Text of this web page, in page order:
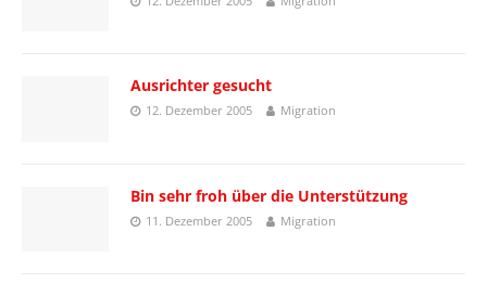
Ausrichter gesucht
12. Dezember 2005 Migration
Bin sehr froh über die Unterstützung
11. Dezember 2005 Migration